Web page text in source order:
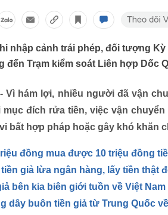
nhập cảnh trái phép, đối tượng
đến Trạm kiểm soát Liên hợp Dốc
- Vì hám lợi, nhiều người đã vận
mục đích rửa tiền, việc vận
bất hợp pháp hoặc gây khó khăn
đồng mua được 10 triệu đồng
tiền giả lừa ngân hàng, lấy tiền thật
bên kia biên giới tuồn về Việt Nam
dây buôn tiền giả từ Trung Quốc